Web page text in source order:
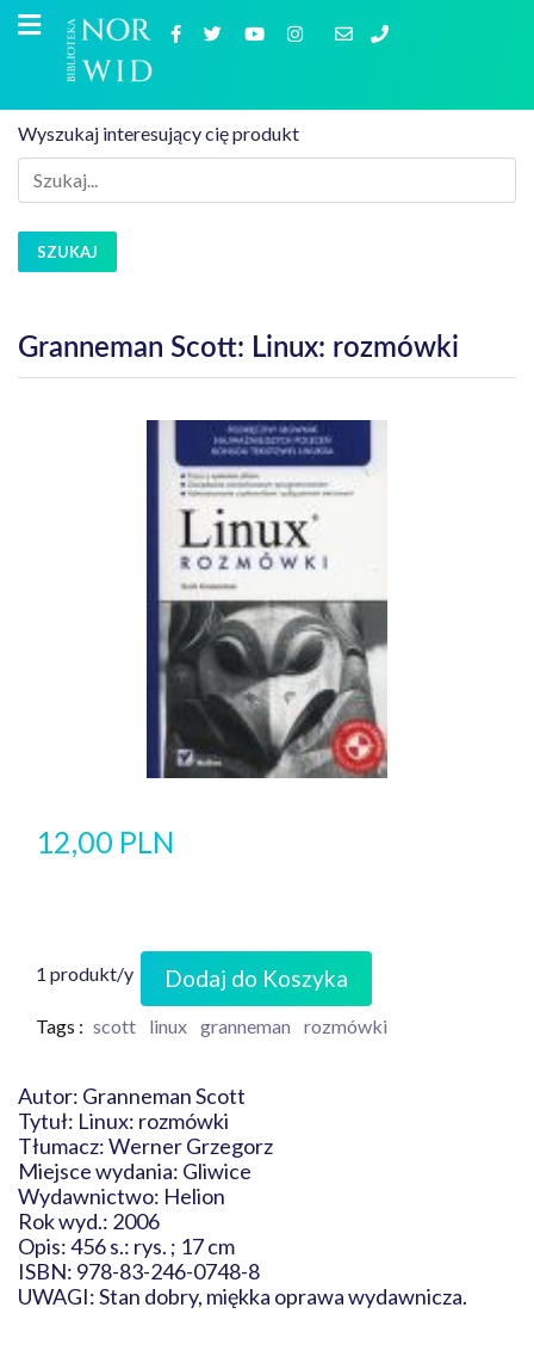
Wyszukaj interesujący cię produkt
SZUKAJ
Granneman Scott: Linux: rozmówki
12,00 PLN
1 produkt/y Dodaj do Koszyka
Tags : scott linux granneman rozmówki
Autor: Granneman Scott
Tytuł: Linux: rozmówki
Tłumacz: Werner Grzegorz
Miejsce wydania: Gliwice
Wydawnictwo: Helion
Rok wyd.: 2006
Opis: 456 s.: rys. ; 17 cm
ISBN: 978-83-246-0748-8
UWAGI: Stan dobry, miękka oprawa wydawnicza.